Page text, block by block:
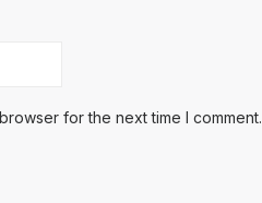
for the next time I comment.